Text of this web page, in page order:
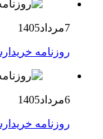
7مرداد1405
روزنامه
6مرداد1405
روزنامه